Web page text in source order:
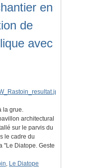
en
de
avec
la grue.
architectural
sur le parvis du
le cadre du
"Le Diatope. Geste
, Le Diatope